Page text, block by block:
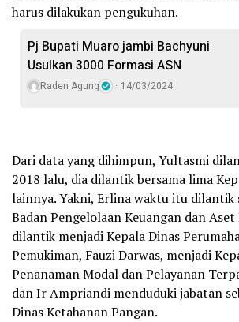
harus dilakukan pengukuhan.
Pj Bupati Muaro jambi Bachyuni
Usulkan 3000 Formasi ASN
Raden Agung 14/03/2024
Dari data yang dihimpun, Yultasmi
2018 lalu, dia dilantik bersama lima
lainnya. Yakni, Erlina waktu itu dilantik
Badan Pengelolaan Keuangan dan Aset
dilantik menjadi Kepala Dinas
Pemukiman, Fauzi Darwas, menjadi
Penanaman Modal dan Pelayanan
dan Ir Ampriandi menduduki jabatan
Dinas Ketahanan Pangan.